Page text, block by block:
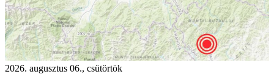
2026. augusztus 06., csütörtök